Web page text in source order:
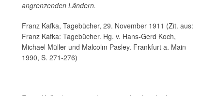
angrenzenden Ländern.
Franz Kafka, Tagebücher, 29. November 1911 (Zit. aus:
Franz Kafka: Tagebücher. Hg. v. Hans-Gerd Koch,
Michael Müller und Malcolm Pasley. Frankfurt a. Main
1990, S. 271-276)